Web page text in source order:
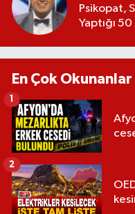
Psikopat,
Yaptığı
En Çok Okunanlar
1
2